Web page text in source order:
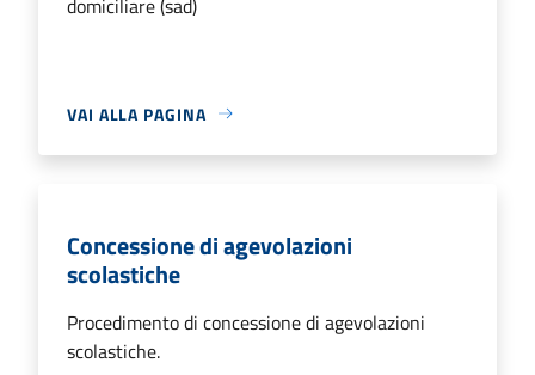
VAI ALLA PAGINA
Concessione di agevolazioni
scolastiche
Procedimento di concessione di agevolazioni
scolastiche.